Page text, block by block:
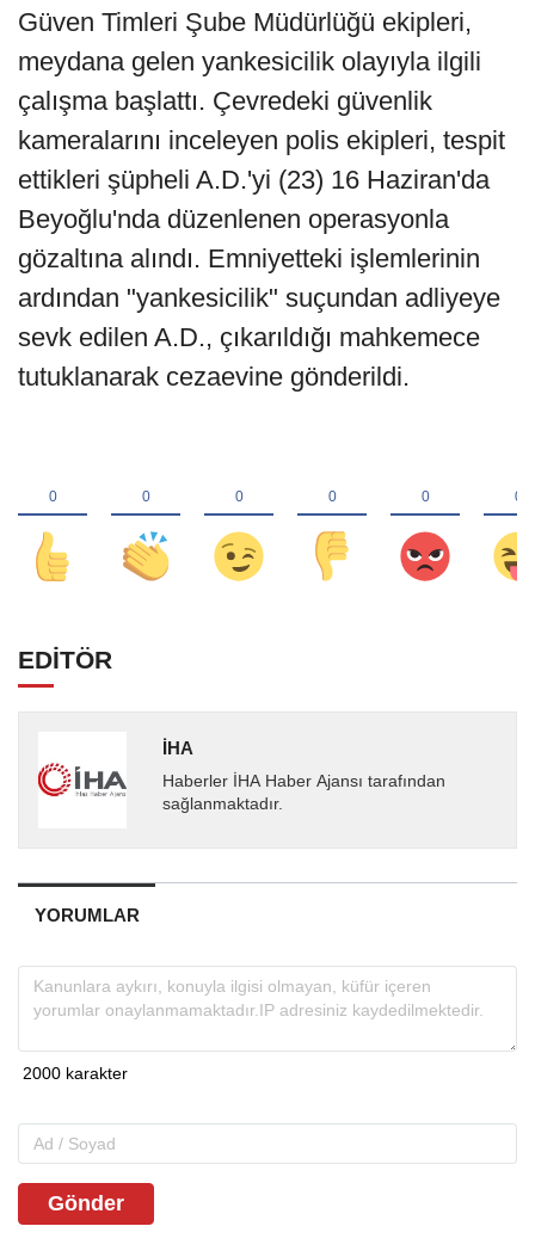
Güven Timleri Şube Müdürlüğü ekipleri,
meydana gelen yankesicilik olayıyla ilgili
çalışma başlattı. Çevredeki güvenlik
kameralarını inceleyen polis ekipleri, tespit
ettikleri şüpheli A.D.'yi (23) 16 Haziran'da
Beyoğlu'nda düzenlenen operasyonla
gözaltına alındı. Emniyetteki işlemlerinin
ardından "yankesicilik" suçundan adliyeye
sevk edilen A.D., çıkarıldığı mahkemece
tutuklanarak cezaevine gönderildi.
EDİTÖR
İHA
Haberler İHA Haber Ajansı tarafından
sağlanmaktadır.
YORUMLAR
Gönder